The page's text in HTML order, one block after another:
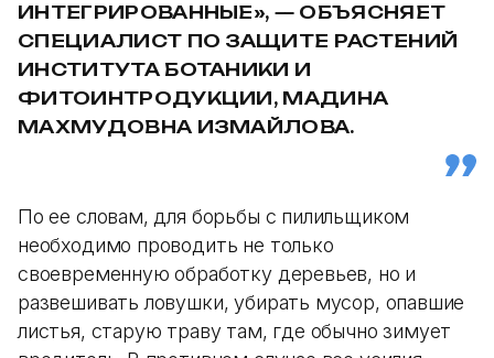
ИНТЕГРИРОВАННЫЕ», — ОБЪЯСНЯЕТ
СПЕЦИАЛИСТ ПО ЗАЩИТЕ РАСТЕНИЙ
ИНСТИТУТА БОТАНИКИ И
ФИТОИНТРОДУКЦИИ, МАДИНА
МАХМУДОВНА ИЗМАЙЛОВА.
По ее словам, для борьбы с пилильщиком
необходимо проводить не только
своевременную обработку деревьев, но и
развешивать ловушки, убирать мусор, опавшие
листья, старую траву там, где обычно зимует